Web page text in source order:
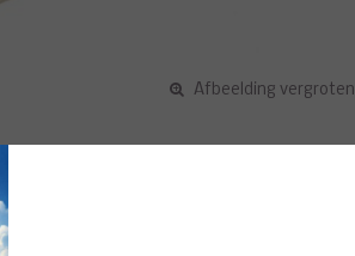
Afbeelding vergroten
uit een Drennan in-line method feeder,